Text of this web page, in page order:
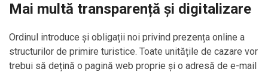
Mai multă transparență și digitalizare
Ordinul introduce și obligații noi privind prezența online a
structurilor de primire turistice. Toate unitățile de cazare vor
trebui să dețină o pagină web proprie și o adresă de e-mail